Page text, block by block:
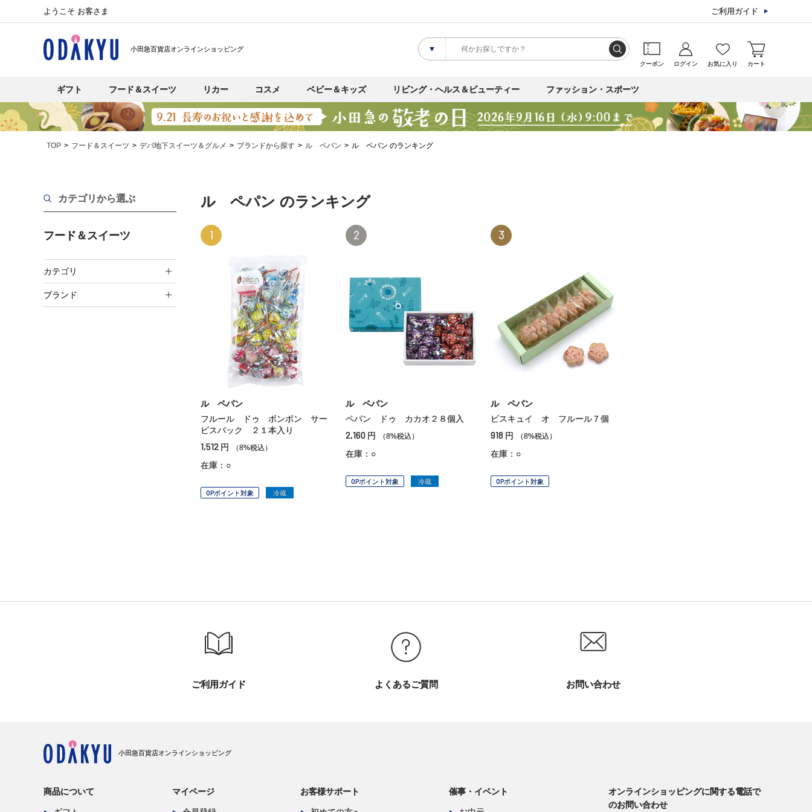
ようこそ お客さま ご利用ガイド
小田急百貨店オンラインショッピング
クーポン ログイン お気に入り カート
ギフト フード＆スイーツ リカー コスメ ベビー＆キッズ リビング・ヘルス＆ビューティー ファッション・スポーツ
TOP フード＆スイーツ デパ地下スイーツ＆グルメ ブランドから探す ル ペパン ル ペパン のランキング
カテゴリから選ぶ
フード＆スイーツ
カテゴリ
ブランド
ル ペパン のランキング
1
ル ペパン
フルール ドゥ ボンボン サー
ビスパック ２１本入り
1,512 円 （8%税込）
在庫：○
OPポイント対象 冷蔵
2
ル ペパン
ペパン ドゥ カカオ２８個入
2,160 円 （8%税込）
在庫：○
OPポイント対象 冷蔵
3
ル ペパン
ビスキュイ オ フルール７個
918 円 （8%税込）
在庫：○
OPポイント対象
ご利用ガイド よくあるご質問 お問い合わせ
小田急百貨店オンラインショッピング
商品について マイページ お客様サポート 催事・イベント
オンラインショッピングに関する電話で
のお問い合わせ